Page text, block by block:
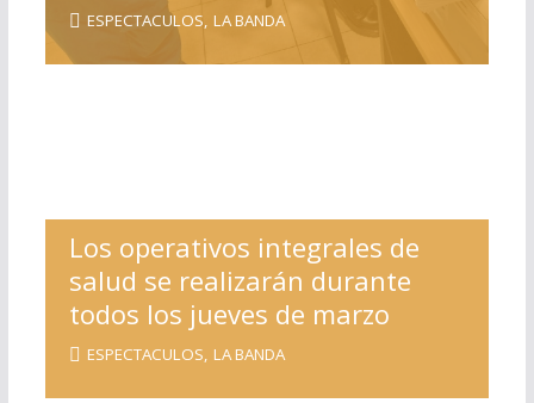
ESPECTACULOS, LA BANDA
Los operativos integrales de
salud se realizarán durante
todos los jueves de marzo
ESPECTACULOS, LA BANDA